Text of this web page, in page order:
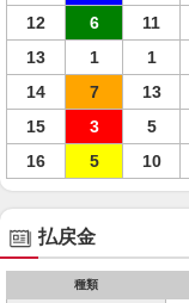
12
6 11
13
1 1
14
7 13
15
3 5
16
5 10
払戻金
種類